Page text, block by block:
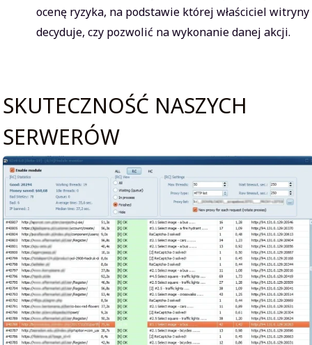
ocenę ryzyka, na podstawie której właściciel witryny
decyduje, czy pozwolić na wykonanie danej akcji.
SKUTECZNOŚĆ NASZYCH
SERWERÓW